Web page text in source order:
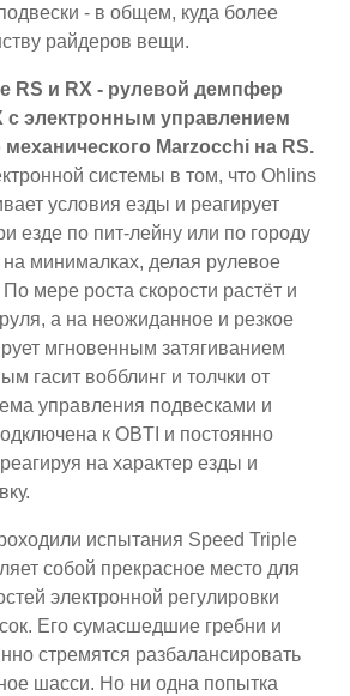
- в общем, куда более
райдеров вещи.
RS и RX - рулевой демпфер
с электронным управлением
Marzocchi на RS.
системы в том, что Ohlins
условия езды и реагирует
езде по пит-лейну или по городу
минималках, делая рулевое
мере роста скорости растёт и
а на неожиданное и резкое
мгновенным затягиванием
гасит вобблинг и толчки от
управления подвесками и
к OBTI и постоянно
на характер езды и
испытания Speed Triple
собой прекрасное место для
электронной регулировки
Его сумасшедшие гребни и
стремятся разбалансировать
шасси. Но ни одна попытка